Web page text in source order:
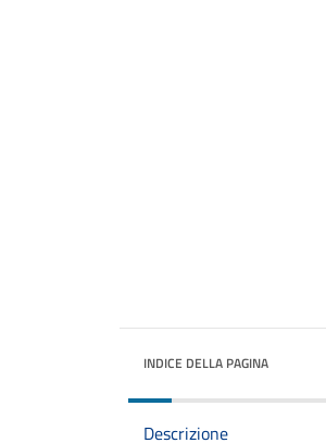
INDICE DELLA PAGINA
Descrizione